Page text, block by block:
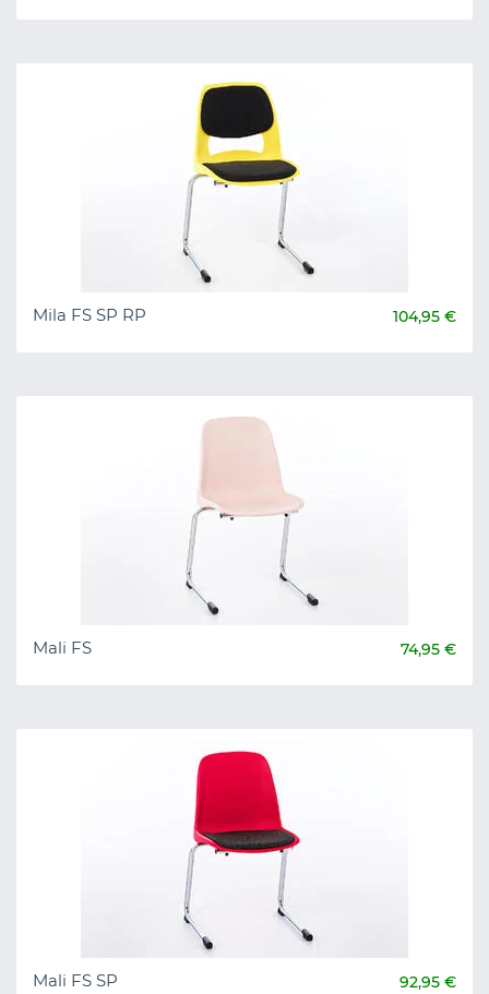
Mila FS SP RP 104,95 €
Mali FS 74,95 €
Mali FS SP 92,95 €